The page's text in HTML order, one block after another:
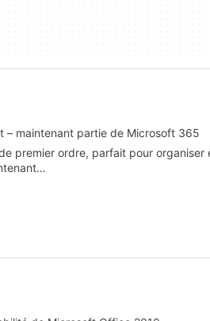
– maintenant partie de Microsoft 365
premier ordre, parfait pour organiser